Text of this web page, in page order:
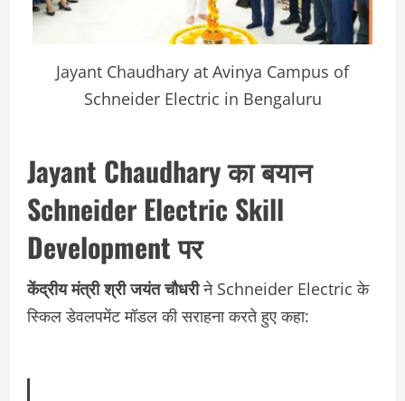
Jayant Chaudhary at Avinya Campus of
Schneider Electric in Bengaluru
Jayant Chaudhary का बयान
Schneider Electric Skill
Development पर
केंद्रीय मंत्री श्री जयंत चौधरीने Schneider Electric के
स्किल डेवलपमेंट मॉडल की सराहना करते हुए कहा: